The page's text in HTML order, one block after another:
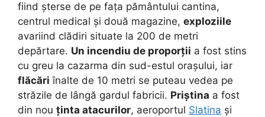
fiind șterse de pe fața pământului cantina,
centrul medical și două magazine, exploziile
avariind clădiri situate la 200 de metri
depărtare. Un incendiu de proporții a fost stins
cu greu la cazarma din sud-estul orașului, iar
flăcări înalte de 10 metri se puteau vedea pe
străzile de lângă gardul fabricii. Priștina a fost
din nou ținta atacurilor, aeroportul Slatina și